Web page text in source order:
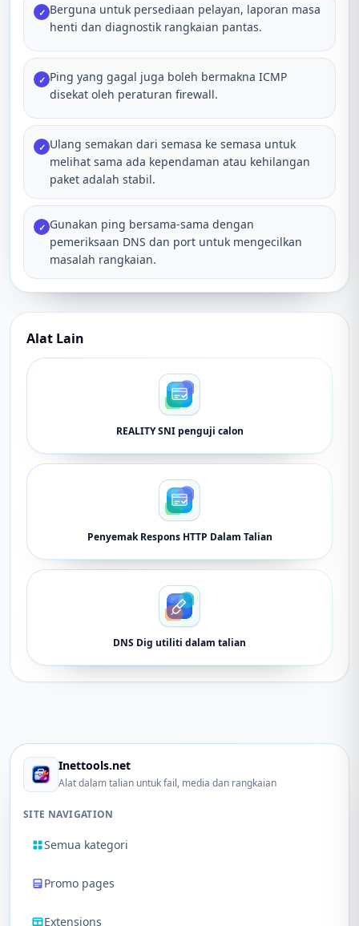
✓ Berguna untuk persediaan pelayan, laporan masa
henti dan diagnostik rangkaian pantas.
✓ Ping yang gagal juga boleh bermakna ICMP
disekat oleh peraturan firewall.
✓ Ulang semakan dari semasa ke semasa untuk
melihat sama ada kependaman atau kehilangan
paket adalah stabil.
✓ Gunakan ping bersama-sama dengan
pemeriksaan DNS dan port untuk mengecilkan
masalah rangkaian.
Alat Lain
REALITY SNI penguji calon
Penyemak Respons HTTP Dalam Talian
DNS Dig utiliti dalam talian
Inettools.net
Alat dalam talian untuk fail, media dan rangkaian
SITE NAVIGATION
Semua kategori
Promo pages
Extensions